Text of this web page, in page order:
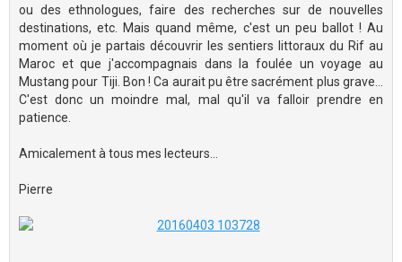
ou des ethnologues, faire des recherches sur de nouvelles
destinations, etc. Mais quand même, c'est un peu ballot ! Au
moment où je partais découvrir les sentiers littoraux du Rif au
Maroc et que j'accompagnais dans la foulée un voyage au
Mustang pour Tiji. Bon ! Ca aurait pu être sacrément plus grave...
C'est donc un moindre mal, mal qu'il va falloir prendre en
patience.
Amicalement à tous mes lecteurs...
Pierre